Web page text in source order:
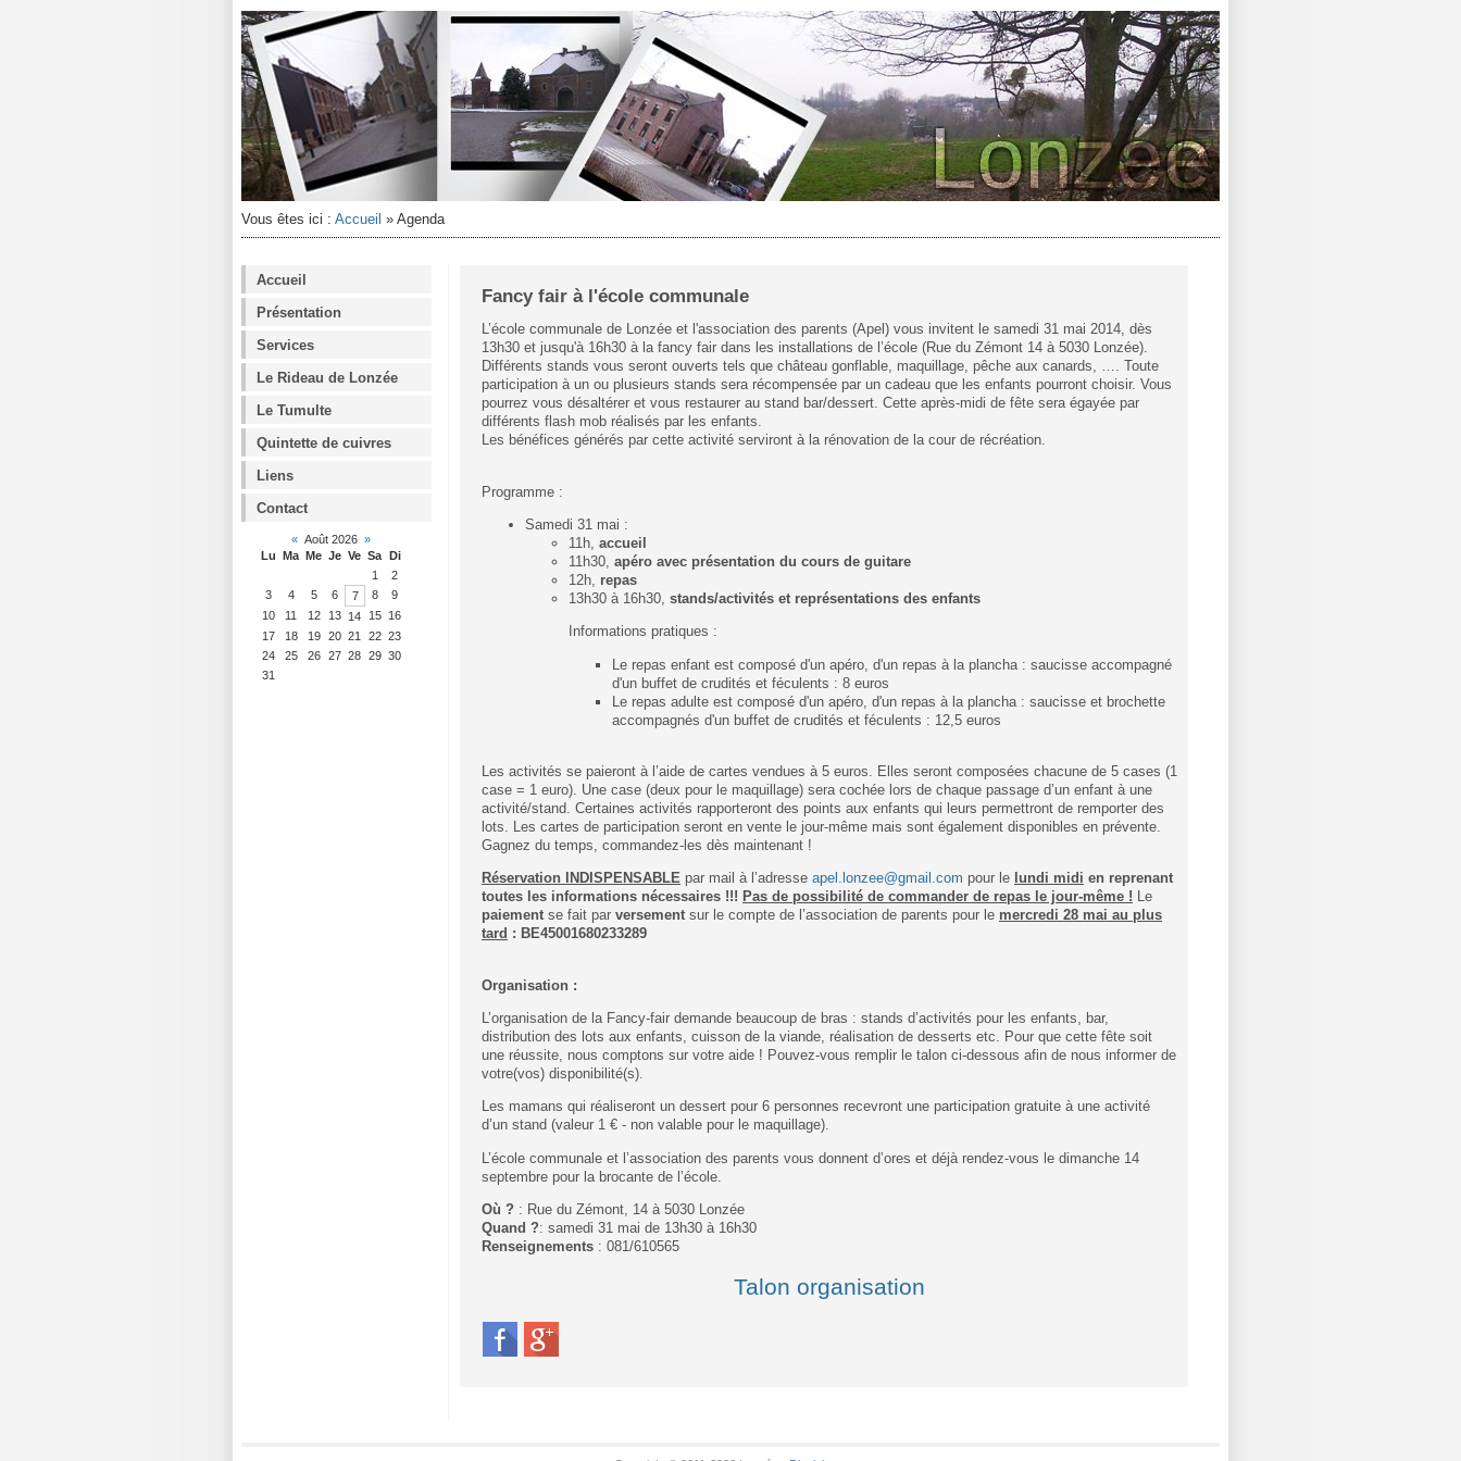
Vous êtes ici : Accueil » Agenda
Accueil
Présentation
Services
Le Rideau de Lonzée
Le Tumulte
Quintette de cuivres
Liens
Contact
« Août 2026 »
Lu Ma Me Je Ve Sa Di
1
2
3
4 5 6 7 8
9
10
11 12 13 14 15
16
17
18 19 20 21 22 23
24
25 26 27 28 29 30
31
Fancy fair à l'école communale
L’école communale de Lonzée et l'association des parents (Apel) vous invitent le samedi 31 mai 2014, dès
13h30 et jusqu'à 16h30 à la fancy fair dans les installations de l’école (Rue du Zémont 14 à 5030 Lonzée).
Différents stands vous seront ouverts tels que château gonflable, maquillage, pêche aux canards, …. Toute
participation à un ou plusieurs stands sera récompensée par un cadeau que les enfants pourront choisir. Vous
pourrez vous désaltérer et vous restaurer au stand bar/dessert. Cette après-midi de fête sera égayée par
différents flash mob réalisés par les enfants.
Les bénéfices générés par cette activité serviront à la rénovation de la cour de récréation.
Programme :
Samedi 31 mai :
11h, accueil
11h30, apéro avec présentation du cours de guitare
12h, repas
13h30 à 16h30, stands/activités et représentations des enfants
Informations pratiques :
Le repas enfant est composé d'un apéro, d'un repas à la plancha : saucisse accompagné
d'un buffet de crudités et féculents : 8 euros
Le repas adulte est composé d'un apéro, d'un repas à la plancha : saucisse et brochette
accompagnés d'un buffet de crudités et féculents : 12,5 euros
Les activités se paieront à l’aide de cartes vendues à 5 euros. Elles seront composées chacune de 5 cases (1
case = 1 euro). Une case (deux pour le maquillage) sera cochée lors de chaque passage d’un enfant à une
activité/stand. Certaines activités rapporteront des points aux enfants qui leurs permettront de remporter des
lots. Les cartes de participation seront en vente le jour-même mais sont également disponibles en prévente.
Gagnez du temps, commandez-les dès maintenant !
Réservation INDISPENSABLE par mail à l’adresse apel.lonzee@gmail.com pour le lundi midi en reprenant
toutes les informations nécessaires !!! Pas de possibilité de commander de repas le jour-même ! Le
paiement se fait par versement sur le compte de l’association de parents pour le mercredi 28 mai au plus
tard : BE45001680233289
Organisation :
L’organisation de la Fancy-fair demande beaucoup de bras : stands d’activités pour les enfants, bar,
distribution des lots aux enfants, cuisson de la viande, réalisation de desserts etc. Pour que cette fête soit
une réussite, nous comptons sur votre aide ! Pouvez-vous remplir le talon ci-dessous afin de nous informer de
votre(vos) disponibilité(s).
Les mamans qui réaliseront un dessert pour 6 personnes recevront une participation gratuite à une activité
d’un stand (valeur 1 € - non valable pour le maquillage).
L’école communale et l’association des parents vous donnent d’ores et déjà rendez-vous le dimanche 14
septembre pour la brocante de l’école.
Où ? : Rue du Zémont, 14 à 5030 Lonzée
Quand ?: samedi 31 mai de 13h30 à 16h30
Renseignements : 081/610565
Talon organisation